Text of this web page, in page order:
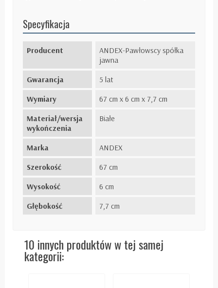
Specyfikacja
Producent
ANDEX-Pawłowscy spółka
jawna
Gwarancja
5 lat
Wymiary
67 cm x 6 cm x 7,7 cm
Materiał/wersja
wykończenia
Białe
Marka
ANDEX
Szerokość
67 cm
Wysokość
6 cm
Głębokość
7,7 cm
10 innych produktów w tej samej
kategorii: